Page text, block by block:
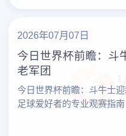
2026年07月07日
今日世界杯前瞻：斗
老军团
今日世界杯前瞻：斗牛士
足球爱好者的专业观赛指南 — 一、内容总览（先看
1. 今日两大焦点对决 –